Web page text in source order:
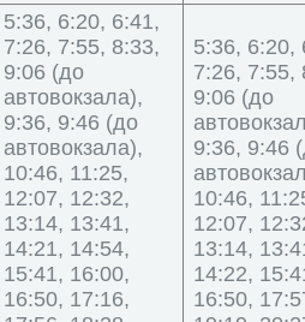
5:36, 6:20, 6:41,
7:26, 7:55, 8:33,
9:06 (до
автовокзала),
9:36, 9:46 (до
автовокзала),
10:46, 11:25,
12:07, 12:32,
13:14, 13:41,
14:21, 14:54,
15:41, 16:00,
16:50, 17:16,
5:36, 6:20,
7:26, 7:55,
9:06 (до
9:36, 9:46
10:46,
12:07,
13:14,
14:22,
16:50,